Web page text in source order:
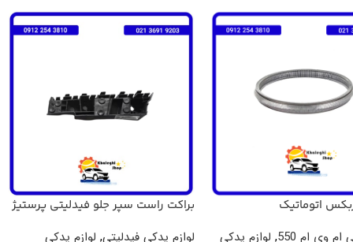
اتوماتیک
وی ام 550 , لوازم یدکی
براکت راست سپر جلو فیدلیتی پرستیژ
لوازم یدکی فیدلیتی, لوازم یدکی